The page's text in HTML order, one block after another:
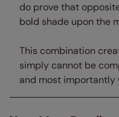
do prove that
bold shade upon the
This combination
simply cannot be
and most importantly